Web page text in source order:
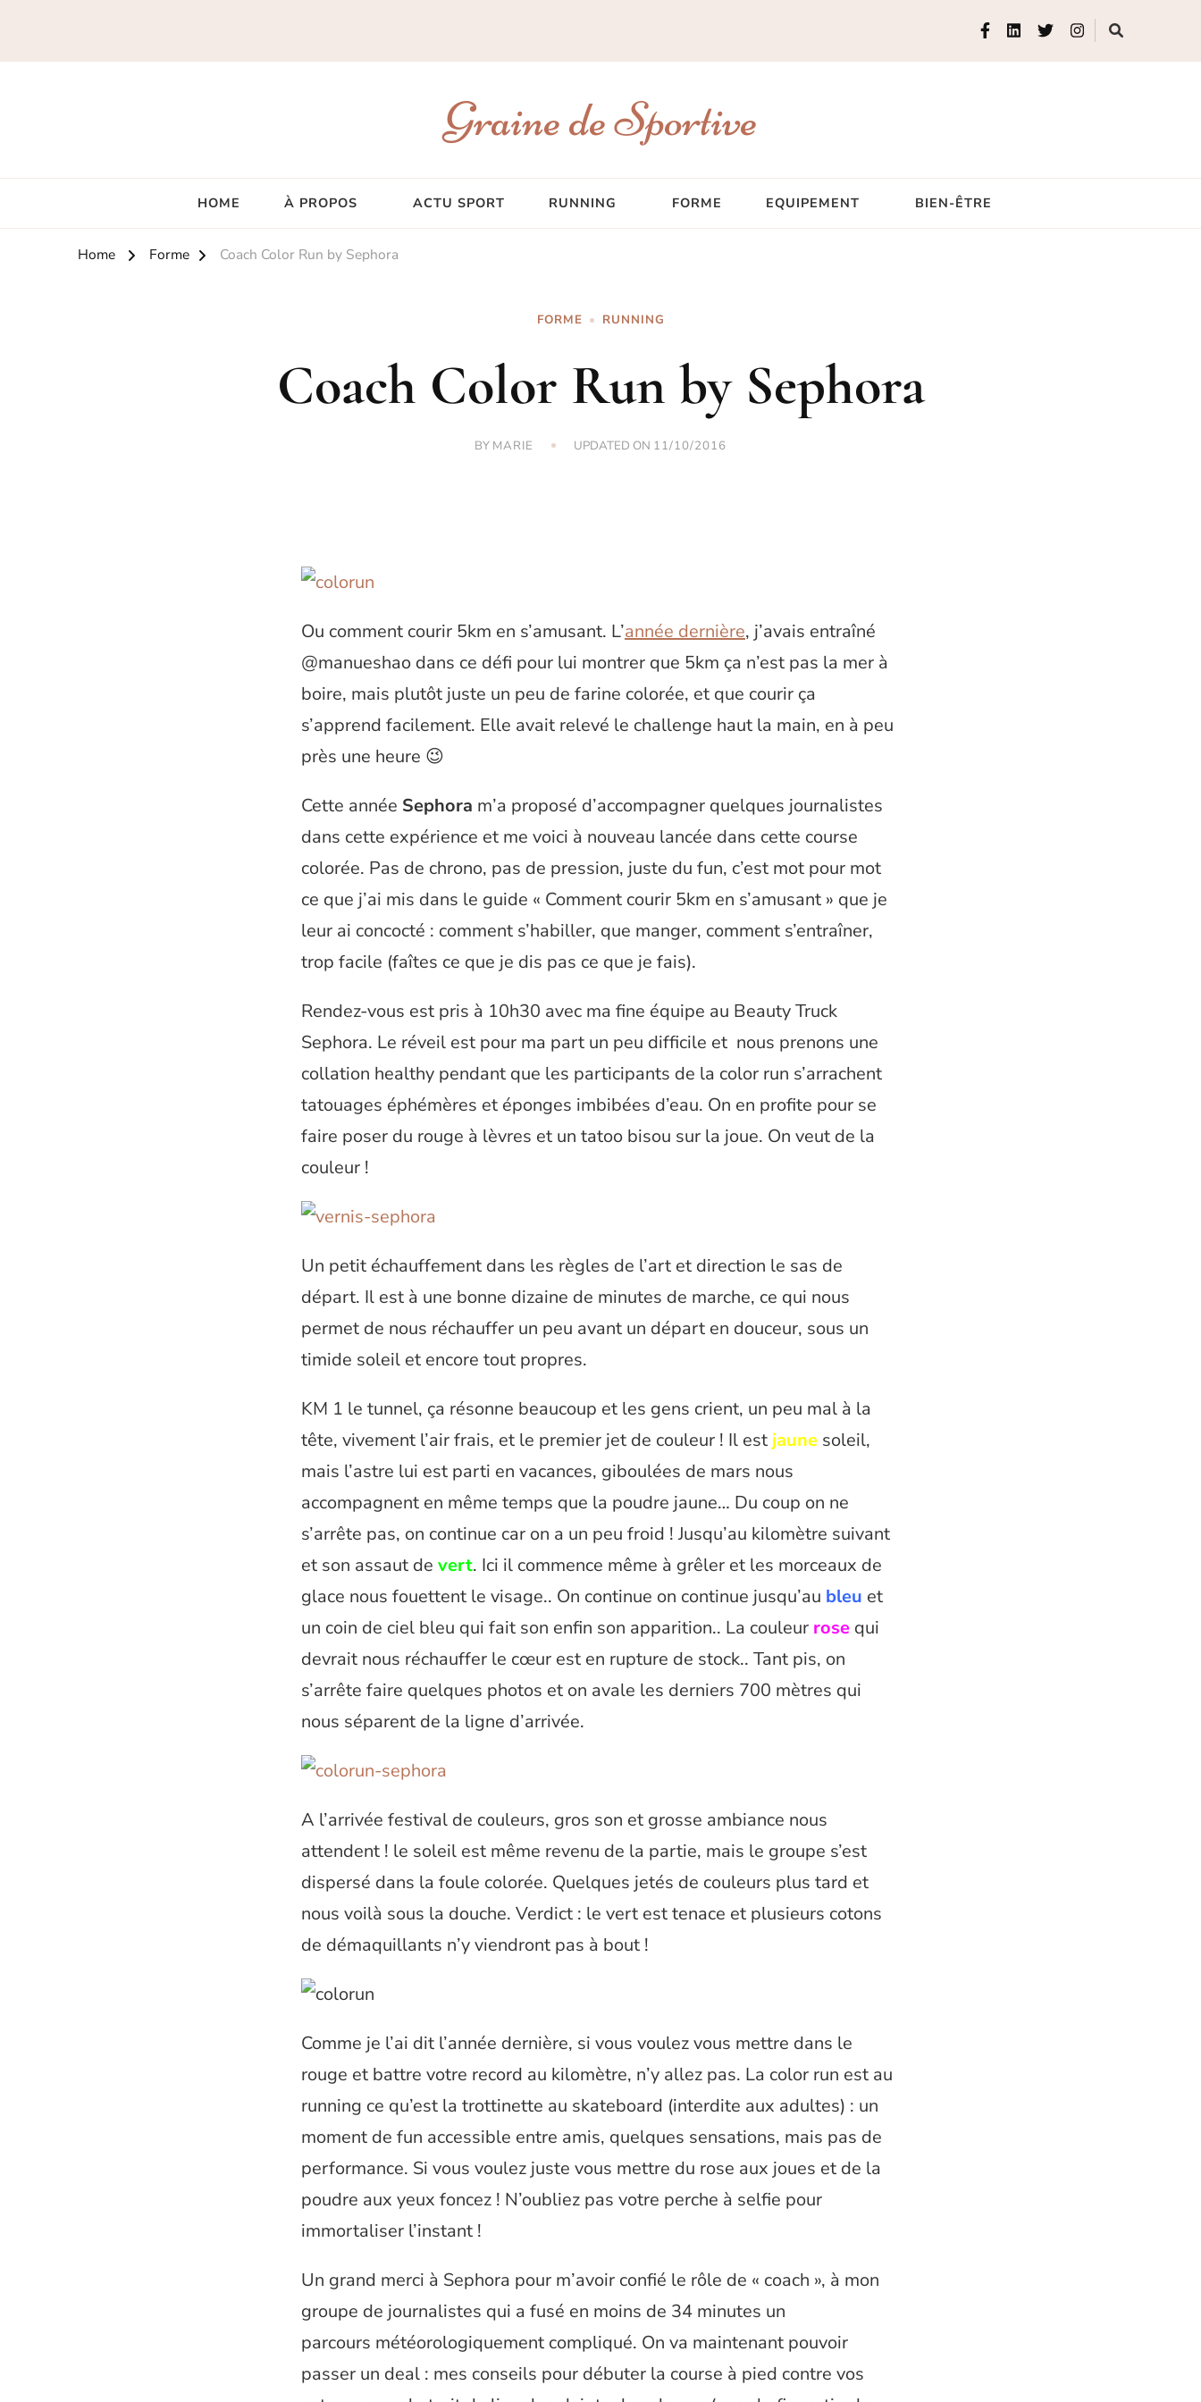
Graine de Sportive
HOME À PROPOS ACTU SPORT RUNNING FORME EQUIPEMENT BIEN-ÊTRE
Home Forme Coach Color Run by Sephora
FORME RUNNING
Coach Color Run by Sephora
BY MARIE UPDATED ON 11/10/2016
Ou comment courir 5km en s’amusant. L’année dernière, j’avais entraîné
@manueshao dans ce défi pour lui montrer que 5km ça n’est pas la mer à
boire, mais plutôt juste un peu de farine colorée, et que courir ça
s’apprend facilement. Elle avait relevé le challenge haut la main, en à peu
près une heure 😉
Cette année Sephora m’a proposé d’accompagner quelques journalistes
dans cette expérience et me voici à nouveau lancée dans cette course
colorée. Pas de chrono, pas de pression, juste du fun, c’est mot pour mot
ce que j’ai mis dans le guide « Comment courir 5km en s’amusant » que je
leur ai concocté : comment s’habiller, que manger, comment s’entraîner,
trop facile (faîtes ce que je dis pas ce que je fais).
Rendez-vous est pris à 10h30 avec ma fine équipe au Beauty Truck
Sephora. Le réveil est pour ma part un peu difficile et nous prenons une
collation healthy pendant que les participants de la color run s’arrachent
tatouages éphémères et éponges imbibées d’eau. On en profite pour se
faire poser du rouge à lèvres et un tatoo bisou sur la joue. On veut de la
couleur !
Un petit échauffement dans les règles de l’art et direction le sas de
départ. Il est à une bonne dizaine de minutes de marche, ce qui nous
permet de nous réchauffer un peu avant un départ en douceur, sous un
timide soleil et encore tout propres.
KM 1 le tunnel, ça résonne beaucoup et les gens crient, un peu mal à la
tête, vivement l’air frais, et le premier jet de couleur ! Il estjaune soleil,
mais l’astre lui est parti en vacances, giboulées de mars nous
accompagnent en même temps que la poudre jaune… Du coup on ne
s’arrête pas, on continue car on a un peu froid ! Jusqu’au kilomètre suivant
et son assaut de vert. Ici il commence même à grêler et les morceaux de
glace nous fouettent le visage.. On continue on continue jusqu’au bleu et
un coin de ciel bleu qui fait son enfin son apparition.. La couleur rose qui
devrait nous réchauffer le cœur est en rupture de stock.. Tant pis, on
s’arrête faire quelques photos et on avale les derniers 700 mètres qui
nous séparent de la ligne d’arrivée.
A l’arrivée festival de couleurs, gros son et grosse ambiance nous
attendent ! le soleil est même revenu de la partie, mais le groupe s’est
dispersé dans la foule colorée. Quelques jetés de couleurs plus tard et
nous voilà sous la douche. Verdict : le vert est tenace et plusieurs cotons
de démaquillants n’y viendront pas à bout !
Comme je l’ai dit l’année dernière, si vous voulez vous mettre dans le
rouge et battre votre record au kilomètre, n’y allez pas. La color run est au
running ce qu’est la trottinette au skateboard (interdite aux adultes) : un
moment de fun accessible entre amis, quelques sensations, mais pas de
performance. Si vous voulez juste vous mettre du rose aux joues et de la
poudre aux yeux foncez ! N’oubliez pas votre perche à selfie pour
immortaliser l’instant !
Un grand merci à Sephora pour m’avoir confié le rôle de « coach », à mon
groupe de journalistes qui a fusé en moins de 34 minutes un
parcours météorologiquement compliqué. On va maintenant pouvoir
passer un deal : mes conseils pour débuter la course à pied contre vos